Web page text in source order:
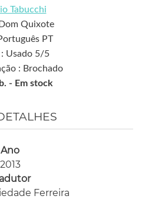
Tabucchi
Quixote
PT
: Usado 5/5
: Brochado
- Em stock
Ano
2013
Ferreira